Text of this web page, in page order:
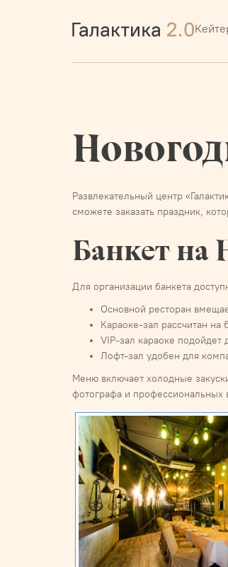
Развлекательный центр
сможете заказать праздник,
Банкет на
Для организации банкета
Основной ресторан
Караоке-зал рассчитан на
VIP-зал караоке подойдет
Лофт-зал удобен для
Меню включает холодные
фотографа и профессиональных